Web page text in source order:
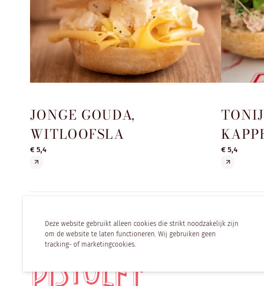
JONGE GOUDA,
WITLOOFSLA
€ 5,4 € 5,4
Deze website gebruikt alleen cookies die strikt noodzakelijk zijn
om de website te laten functioneren. Wij gebruiken geen
tracking- of marketingcookies.